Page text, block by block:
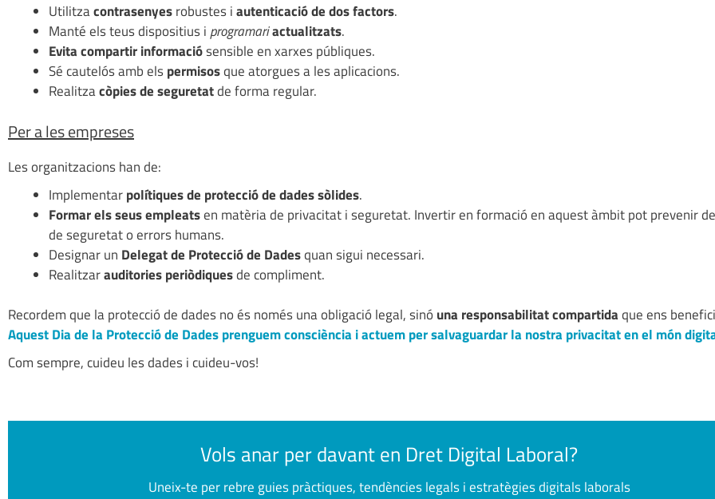
Utilitzacontrasenyesrobustes iautenticació de dos factors.
Manté els teus dispositius i programariactualitzats.
Evita compartir informaciósensible en xarxes públiques.
Sé cautelós amb elspermisosque atorgues a les aplicacions.
Realitzacòpies de seguretatde forma regular.
Per a les empreses
Les organitzacions han de:
Implementarpolítiques de protecció de dades sòlides.
Formar els seus empleatsen matèria de privacitat i seguretat. Invertir en formació en aquest àmbit pot prevenir
de seguretat o errors humans.
Designar un Delegat de Protecció de Dadesquan sigui necessari.
Realitzarauditories periòdiquesde compliment.
Recordem que la protecció de dades no és només una obligació legal, sinó una responsabilitat compartidaque ens
Aquest Dia de la Protecció de Dadesprenguem consciència i actuem per salvaguardar la nostra privacitat en el món
Com sempre, cuideu les dades i cuideu-vos!
Vols anar per davant en Dret Digital Laboral?
Uneix-te per rebre guies pràctiques, tendències legals i estratègies digitals laborals